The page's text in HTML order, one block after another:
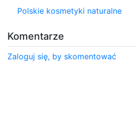
Polskie kosmetyki naturalne
Komentarze
Zaloguj się, by skomentować